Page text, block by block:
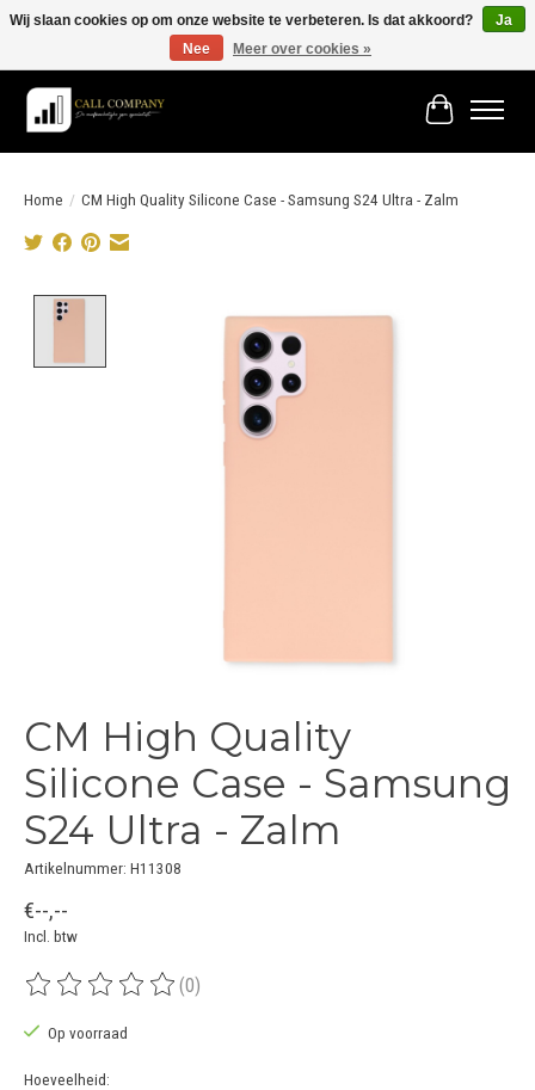
Vóór 19:00 besteld morgen in huis!
Winkelwagen
Home / CM High Quality Silicone Case - Samsung S24 Ultra - Zalm
CM High Quality
Silicone Case - Samsung
S24 Ultra - Zalm
Artikelnummer: H11308
€--,--
Incl. btw
De beoordeling van dit product is
(0)
Op voorraad
Hoeveelheid:
Wij slaan cookies op om onze website te verbeteren. Is dat akkoord?
Ja
Nee
Meer over cookies »